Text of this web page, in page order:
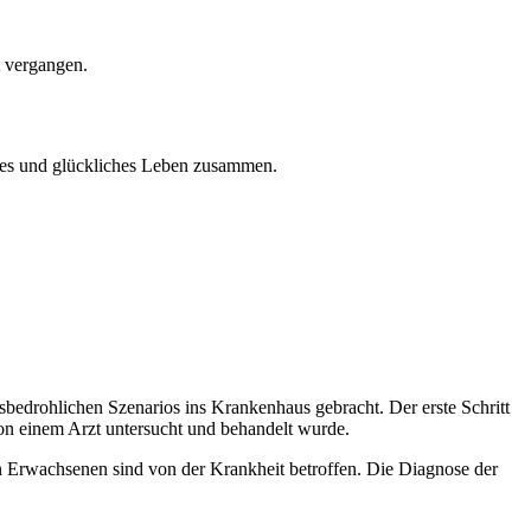
und glückliches Leben zusammen.
Szenarios ins Krankenhaus gebracht. Der erste Schritt
einem Arzt untersucht und behandelt wurde.
sind von der Krankheit betroffen. Die Diagnose der